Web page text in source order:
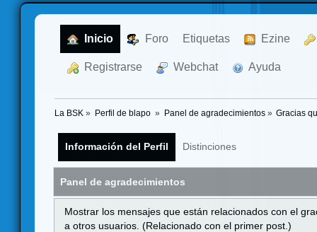
Inicio Foro Etiquetas Ezine
Registrarse Webchat Ayuda
La BSK » Perfil de blapo » Panel de agradecimientos» Gracias
Información del Perfil Distinciones
Panel de agradecimientos
Mostrar los mensajes que están relacionados con el
a otros usuarios. (Relacionado con el primer post.)